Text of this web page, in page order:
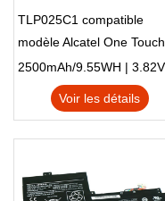
TLP025C1 compatible
modèle Alcatel One Touch
Pop 4 Plus OT-5056D
Voir les détails